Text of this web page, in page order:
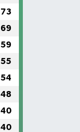
73
69
59
55
54
48
40
40